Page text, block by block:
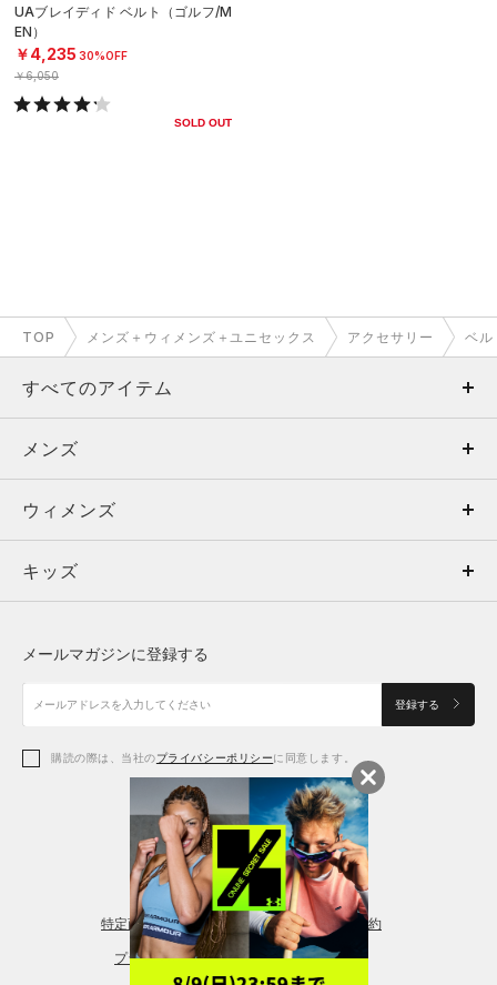
UAブレイディド ベルト（ゴルフ/M
EN）
￥4,235 30%OFF
￥6,050
SOLD OUT
TOP メンズ＋ウィメンズ＋ユニセックス アクセサリー ベル
すべてのアイテム
メンズ
ウィメンズ
キッズ
アクセサリー
メンズ
トップス
ボトムス
アクセサリー
ウィメンズ
トップス
シューズ
アクセサリー
レギンス＆タイツ
キッズ
シューズ
メールマガジンに登録する
登録する
購読の際は、当社のプライバシーポリシーに同意します。
特定商取引法に基づく通販の表記 会員規約
プライバシーポリシー